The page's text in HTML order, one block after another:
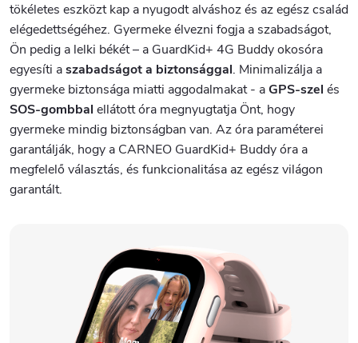
tökéletes eszközt kap a nyugodt alváshoz és az egész család
elégedettségéhez. Gyermeke élvezni fogja a szabadságot,
Ön pedig a lelki békét – a GuardKid+ 4G Buddy okosóra
egyesíti aszabadságot a biztonsággal. Minimalizálja a
gyermeke biztonsága miatti aggodalmakat - aGPS-szel és
SOS-gombbal ellátott óra megnyugtatja Önt, hogy
gyermeke mindig biztonságban van. Az óra paraméterei
garantálják, hogy a CARNEO GuardKid+ Buddy óra a
megfelelő választás, és funkcionalitása az egész világon
garantált.